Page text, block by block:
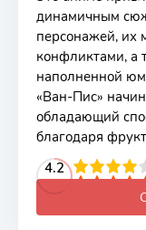
динамичным
персонажей, их
конфликтами, а
наполненной
«Ван-Пис»
обладающий
благодаря
4.2
4 5 6 7 8 9 10